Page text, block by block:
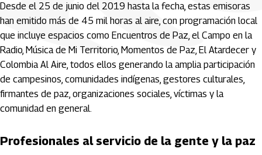
Desde el 25 de junio del 2019 hasta la fecha, estas emisoras
han emitido más de 45 mil horas al aire, con programación local
que incluye espacios como Encuentros de Paz, el Campo en la
Radio, Música de Mi Territorio, Momentos de Paz, El Atardecer y
Colombia Al Aire, todos ellos generando la amplia participación
de campesinos, comunidades indígenas, gestores culturales,
firmantes de paz, organizaciones sociales, víctimas y la
comunidad en general.
Profesionales al servicio de la gente y la paz